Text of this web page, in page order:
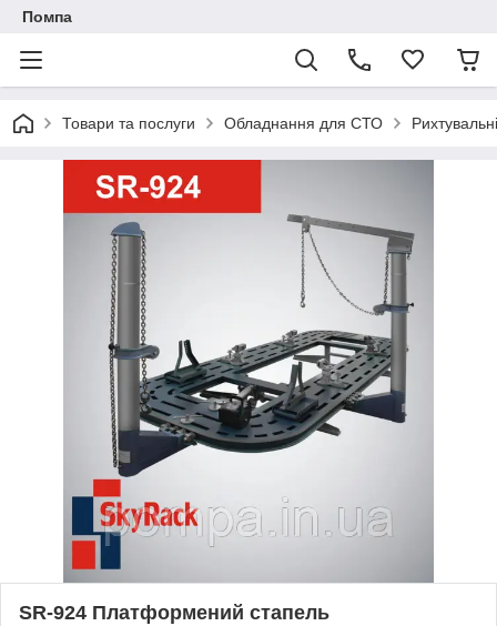
Помпа
Товари та послуги Обладнання для СТО
SR-924 Платформений стапель